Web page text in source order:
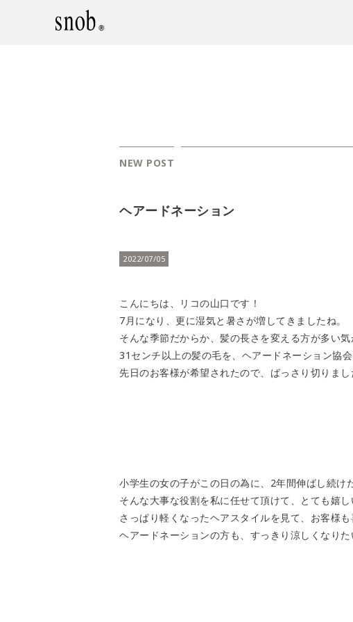
NEW POST
ヘアードネーション
2022/07/05
こんにちは、リコの山口です！
7月になり、更に湿気と暑さが増してきましたね。
そんな季節だからか、髪の長さを変える方が多い気
31センチ以上の髪の毛を、ヘアードネーション協
先日のお客様が希望されたので、ばっさり切りま
小学生の女の子がこの日の為に、2年間伸ばし続け
そんな大事な役割を私に任せて頂けて、とても嬉し
さっぱり軽くなったヘアスタイルを見て、お客様も
ヘアードネーションの方も、すっきり涼しくなり